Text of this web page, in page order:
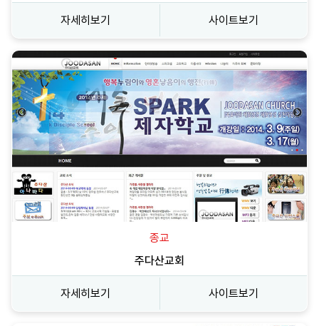
자세히보기 사이트보기
종교
주다산교회
자세히보기 사이트보기